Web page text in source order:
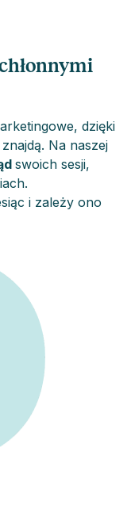
dzięki
Na naszej
swoich sesji,
i zależy ono